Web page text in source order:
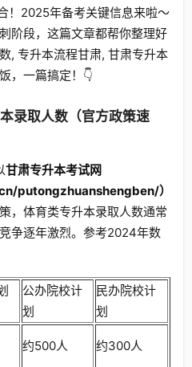
！2025年备考关键信息来啦～
阶段，这篇文章都帮你整理好
, 专升本流程甘肃, 甘肃专升本
，一篇搞定！👇
录取人数（官方政策速
甘肃专升本考试网
putongzhuanshengben/）
，体育类专升本录取人数通常
争逐年激烈。参考2024年数
公办院校计
划
民办院校计
划
约500人 约300人